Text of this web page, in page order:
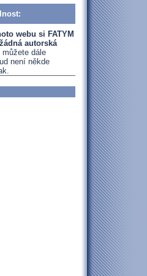
webu si FATYM
autorská
můžete dále
není někde